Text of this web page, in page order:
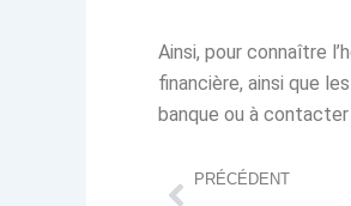
Ainsi, pour connaître
financière, ainsi que
banque ou à
Précédent
PRÉCÉDENT